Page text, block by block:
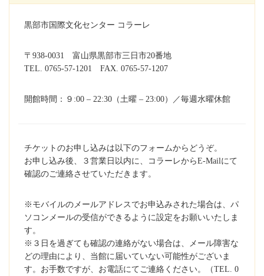
黒部市国際文化センター コラーレ
〒938-0031 富山県黒部市三日市20番地
TEL. 0765-57-1201 FAX. 0765-57-1207
開館時間：９:00 – 22:30（土曜 – 23:00）／毎週水曜休館
チケットのお申し込みは以下のフォームからどうぞ。
お申し込み後、３営業日以内に、コラーレからE-Mailにて
確認のご連絡させていただきます。
※モバイルのメールアドレスでお申込みされた場合は、パ
ソコンメールの受信ができるように設定をお願いいたしま
す。
※３日を過ぎても確認の連絡がない場合は、メール障害な
どの理由により、当館に届いていない可能性がございま
す。お手数ですが、お電話にてご連絡ください。（TEL. 0